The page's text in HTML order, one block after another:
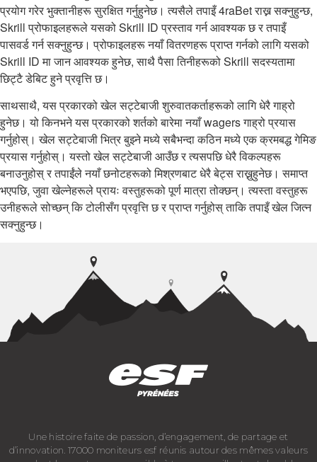
प्रयोग गरेर भुक्तानीहरू सुरक्षित गर्नुहुनेछ। त्यसैले तपाइँ 4raBet राख्न सक्नुहुन्छ,
Skrill प्रोफाइलहरूले यसको Skrill ID प्रस्ताव गर्न आवश्यक छ र तपाइँ
पासवर्ड गर्न सक्नुहुन्छ। प्रोफाइलहरू नयाँ वितरणहरू प्राप्त गर्नको लागि यसको
Skrill ID मा जान आवश्यक हुनेछ, साथै पैसा तिनीहरूको Skrill सदस्यतामा
छिट्टै डेबिट हुने प्रवृत्ति छ।
साथसाथै, यस प्रकारको खेल सट्टेबाजी शुरुवातकर्ताहरूको लागि धेरै गाह्रो
हुनेछ। यो किनभने यस प्रकारको शर्तको बारेमा नयाँ wagers गाह्रो प्रयास
गर्नुहोस्। खेल सट्टेबाजी भित्र बुझ्ने मध्ये सबैभन्दा कठिन मध्ये एक क्रमबद्ध गेमिङ
प्रयास गर्नुहोस्। यस्तो खेल सट्टेबाजी आउँछ र त्यसपछि धेरै विकल्पहरू
बनाउनुहोस् र तपाईंले नयाँ छनोटहरूको मिश्रणबाट धेरै बेट्स राख्नुहुनेछ। समाप्त
भएपछि, जुवा खेल्नेहरूले प्रायः वस्तुहरूको पूर्ण मात्रा तोक्छन्। त्यस्ता वस्तुहरू
उनीहरूले सोच्छन् कि टोलीसँग प्रवृत्ति छ र प्राप्त गर्नुहोस् ताकि तपाइँ खेल जित्न
सक्नुहुन्छ।
Une histoire faite de passion, d’engagement, de partage et
d’innovation. 17000 moniteurs esf réunis autour des mêmes valeurs